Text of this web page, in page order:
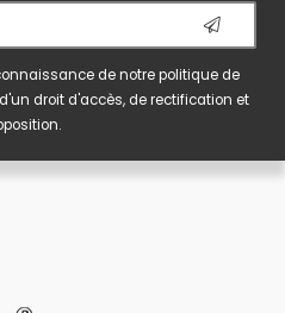
de notrepolitique de
droit d'accès, de rectification et